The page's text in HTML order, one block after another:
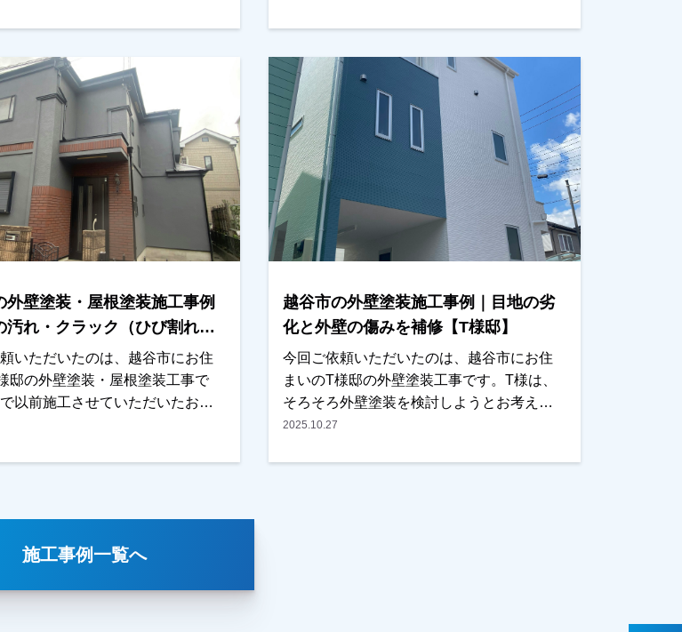
きました。今回が初めての外壁
こともあり、塗装工事の流れや
類などについて、できるだけ分か
説明させていただきました。ま
めの際にはカラーシミュレーショ
し、何パターンか実際のイメージ
ただきながら検討していただき
終的には、見本帳もご覧いただ
お住まいの雰囲気に合う色を一
たしました。施工後は、「仕上
ます」とのお言葉をいただき、
大変嬉しく思っております。外壁
根塗装は、工事が終わったら終わ
く、その後のメンテナンスも大切
から長いお付き合いになるかと
で、気になることがございまし
日、近くの現場に伺った際にご自宅の前を
通り、ご挨拶に伺ったところ、以前拝見し
た時よりも屋根の劣化が進んでいる状態で
あることに気が付きました。その旨をお伝
えし、改めて現地調査を行い、屋根の状態
を写真でご確認いただきました。実際に写
真をご覧いただいたところ、・屋根材の劣
化・外壁の目地（コーキング）の傷みが進
んでいることが分かり、今回の工事をご検
討いただくことになりました。屋根につい
カバー工法（重ね葺き工事）**をご提案させ
ていただき、外壁は塗装工事にて施工させ
ていただきました。屋根は劣化が進むと雨
漏りの原因になることもあるため、早めに
対処できてよかったとご主人様にもお話し
いただきました。また、外壁の色決めにつ
外壁塗装・屋根塗装施工事例
汚れ・クラック（ひび割れ）
Y様邸】
いただいたのは、越谷市にお住
邸の外壁塗装・屋根塗装工事で
以前施工させていただいたお隣
検に伺った際、Y様邸の屋根の状
、・外壁の汚れ・クラック（ひび
越谷市の外壁塗装施工事例｜目地の劣
化と外壁の傷みを補修【T様邸】
今回ご依頼いただいたのは、越谷市にお住
まいのT様邸の外壁塗装工事です。T様は、
そろそろ外壁塗装を検討しようとお考えの
際に、弊社のチラシをご覧いただき、口コ
2025.10.27
施工事例一覧へ